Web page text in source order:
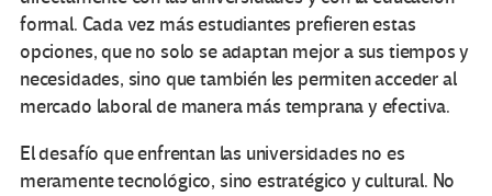
formal. Cada vez más estudiantes prefieren estas
opciones, que no solo se adaptan mejor a sus tiempos y
necesidades, sino que también les permiten acceder al
mercado laboral de manera más temprana y efectiva.
El desafío que enfrentan las universidades no es
meramente tecnológico, sino estratégico y cultural. No